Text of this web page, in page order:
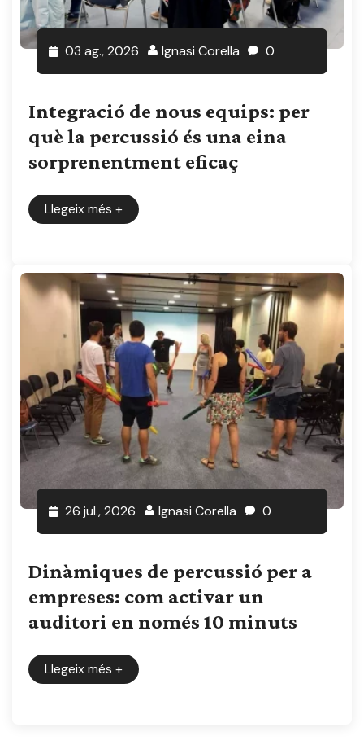
03 ag., 2026 Ignasi Corella 0
Integració de nous equips: per
què la percussió és una eina
sorprenentment eficaç
Llegeix més +
26 jul., 2026 Ignasi Corella 0
Dinàmiques de percussió per a
empreses: com activar un
auditori en només 10 minuts
Llegeix més +